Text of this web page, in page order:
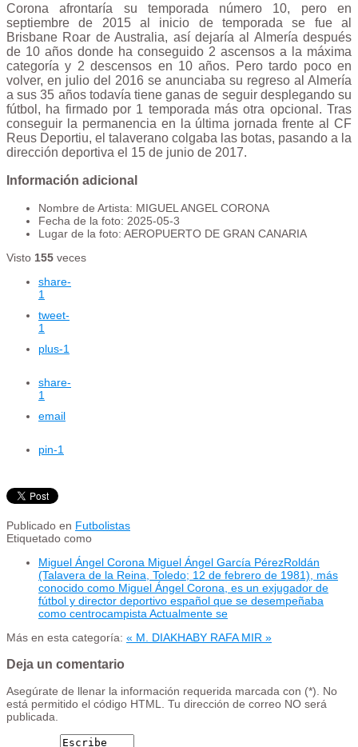
Corona afrontaría su temporada número 10, pero en
septiembre de 2015 al inicio de temporada se fue al
Brisbane Roar de Australia, así dejaría al Almería después
de 10 años donde ha conseguido 2 ascensos a la máxima
categoría y 2 descensos en 10 años. Pero tardo poco en
volver, en julio del 2016 se anunciaba su regreso al Almería
a sus 35 años todavía tiene ganas de seguir desplegando su
fútbol, ​​ha firmado por 1 temporada más otra opcional. Tras
conseguir la permanencia en la última jornada frente al CF
Reus Deportiu, el talaverano colgaba las botas, pasando a la
dirección deportiva el 15 de junio de 2017.
Información adicional
Nombre de Artista: MIGUEL ANGEL CORONA
Fecha de la foto: 2025-05-3
Lugar de la foto: AEROPUERTO DE GRAN CANARIA
Visto 155 veces
share-
1
tweet-
1
plus-1
share-
1
email
pin-1
Publicado en Futbolistas
Etiquetado como
Miguel Ángel Corona Miguel Ángel García PérezRoldán
(Talavera de la Reina, Toledo; 12 de febrero de 1981), más
conocido como Miguel Ángel Corona, es un exjugador de
fútbol y director deportivo español que se desempeñaba
como centrocampista Actualmente se
Más en esta categoría: « M. DIAKHABY RAFA MIR »
Deja un comentario
Asegúrate de llenar la información requerida marcada con (*). No
está permitido el código HTML. Tu dirección de correo NO será
publicada.